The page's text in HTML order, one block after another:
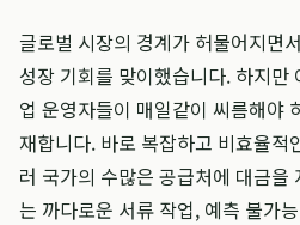
글로벌 시장의 경계가 허물어지면
성장 기회를 맞이했습니다. 하지만
업 운영자들이 매일같이 씨름해야
재합니다. 바로 복잡하고 비효율적
러 국가의 수많은 공급처에 대금을
는 까다로운 서류 작업, 예측 불가